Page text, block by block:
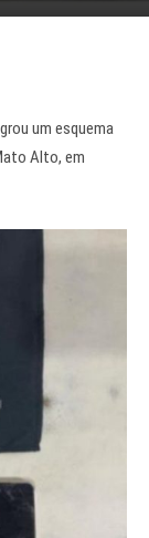
um esquema
Alto, em